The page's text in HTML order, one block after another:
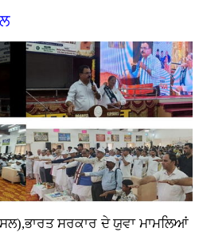
ਸਰਕਾਰ ਦੇ ਯੁਵਾ ਮਾਮਲਿਆਂ